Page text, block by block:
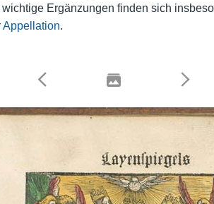
Ergänzungen finden sich
Appellation.